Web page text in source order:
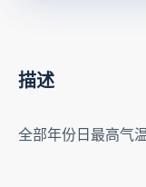
描述
全部年份日最高气